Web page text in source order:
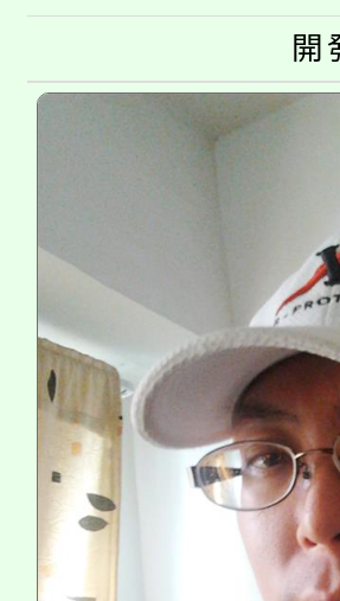
代理(課)教
公告本校
代理(課)教
轉知中國文
《TA101》
程，歡迎學
心理、諮商
系所師生報
開